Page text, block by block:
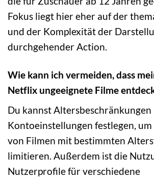
Fokus liegt hier eher auf der
und der Komplexität der
durchgehender Action.
Wie kann ich vermeiden, dass
Netflix ungeeignete Filme
Du kannst
Kontoeinstellungen festlegen,
von Filmen mit bestimmten
limitieren. Außerdem ist die
Nutzerprofile für verschiedene